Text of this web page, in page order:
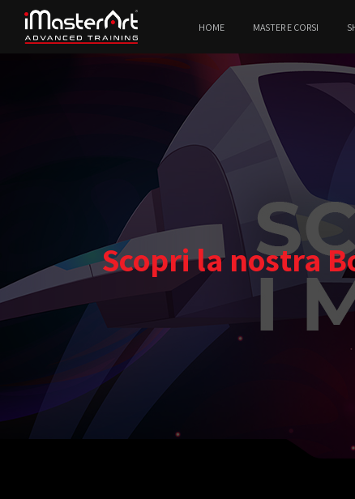
HOME MASTER E CORSI
Scopri la nostra